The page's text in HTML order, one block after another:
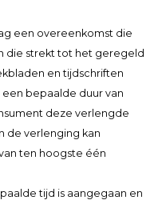
een overeenkomst die
die strekt tot het geregeld
en tijdschriften
bepaalde duur van
deze verlengde
de verlenging kan
ten hoogste één
tijd is aangegaan en